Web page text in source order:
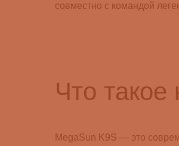
совместно с командой
Что
MegaSun K9S — это